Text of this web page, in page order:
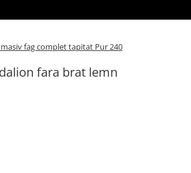
fag complet tapitat Pur 240
fara brat lemn